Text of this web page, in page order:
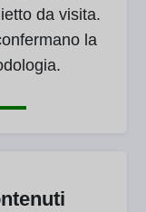
da visita.
la